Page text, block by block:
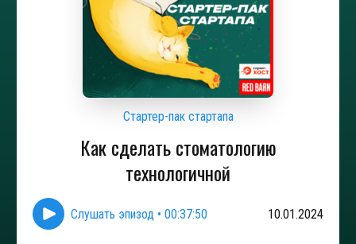
Стартер-пак стартапа
Как сделать стоматологию
технологичной
Слушать эпизод • 00:37:50 10.01.2024